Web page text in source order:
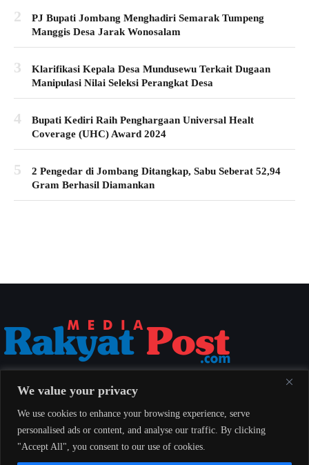
We value your privacy
We use cookies to enhance your browsing experience, serve
personalised ads or content, and analyse our traffic. By clicking
"Accept All", you consent to our use of cookies.
2
PJ Bupati Jombang Menghadiri Semarak Tumpeng
Manggis Desa Jarak Wonosalam
3
Klarifikasi Kepala Desa Mundusewu Terkait Dugaan
Manipulasi Nilai Seleksi Perangkat Desa
4
Bupati Kediri Raih Penghargaan Universal Healt
Coverage (UHC) Award 2024
5
2 Pengedar di Jombang Ditangkap, Sabu Seberat 52,94
Gram Berhasil Diamankan
berimbang untuk seluruh masyarakat Indonesia.
Redaksi Pedoman Pemberitaan Media Siber